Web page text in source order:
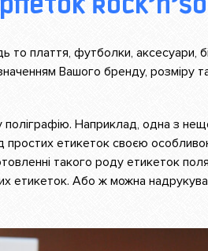
то плаття, футболки, аксесуари,
Вашого бренду, розміру
Наприклад, одна з
простих етикеток своєю
такого роду етикеток
етикеток. Або ж можна